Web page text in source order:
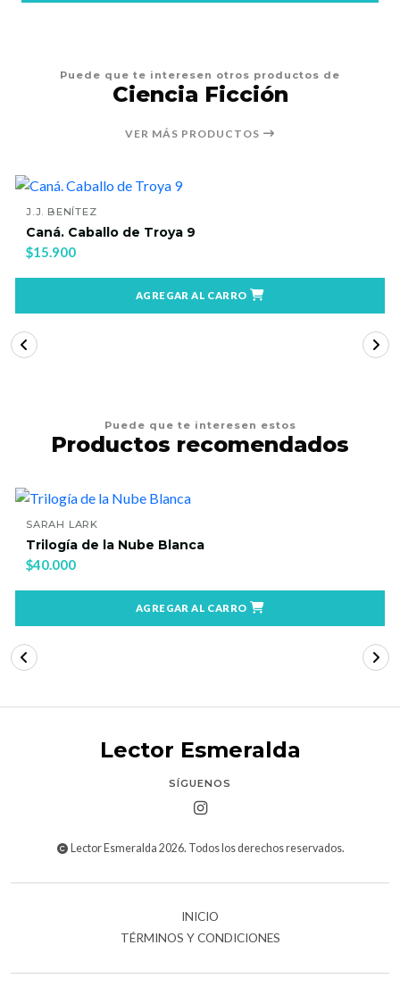
Puede que te interesen otros productos de
Ciencia Ficción
VER MÁS PRODUCTOS
J.J. BENÍTEZ
Caná. Caballo de Troya 9
$15.900
AGREGAR AL CARRO
Puede que te interesen estos
Productos recomendados
SARAH LARK
Trilogía de la Nube Blanca
$40.000
AGREGAR AL CARRO
Lector Esmeralda
SÍGUENOS
Lector Esmeralda 2026. Todos los derechos reservados.
INICIO
TÉRMINOS Y CONDICIONES